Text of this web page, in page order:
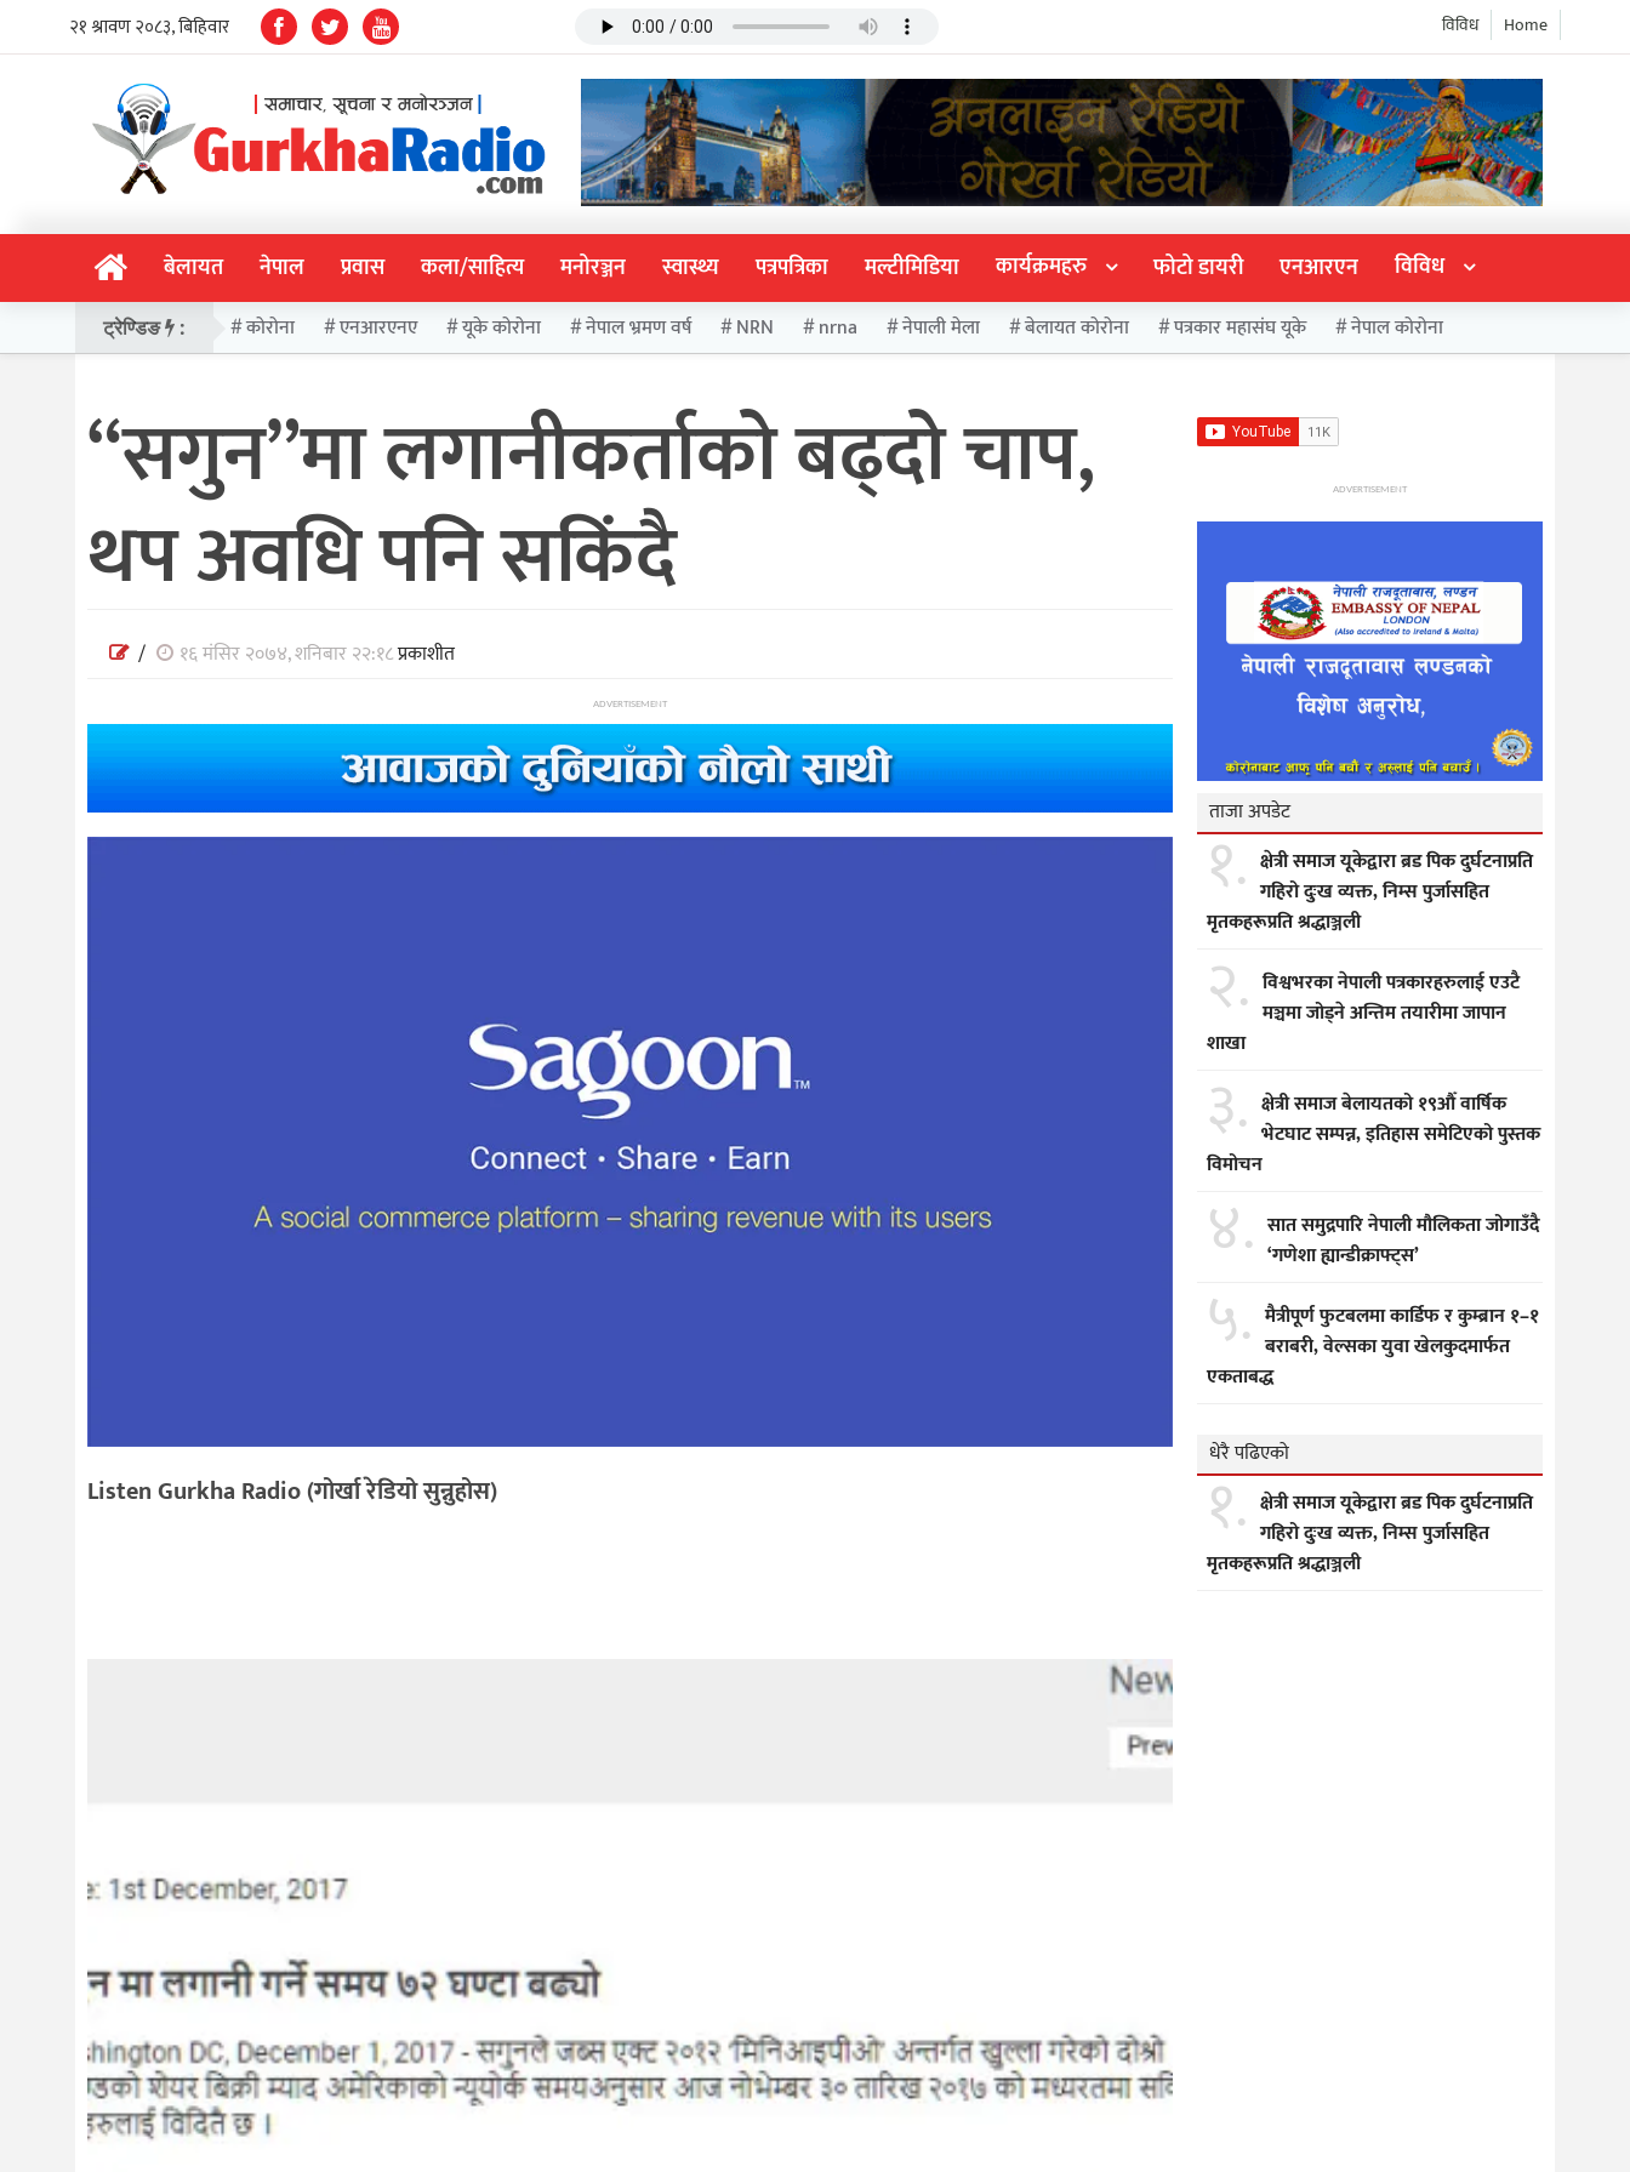
Home
विविध
बेलायत नेपाल प्रवास कला/साहित्य मनोरञ्जन स्वास्थ्य पत्रपत्रिका मल्टीमिडिया कार्यक्रमहरु फोटो डायरी एनआरएन विविध
ट्रेण्डिङ : कोरोना एनआरएनए यूके कोरोना नेपाल भ्रमण वर्ष NRN nrna नेपाली मेला बेलायत कोरोना पत्रकार महासंघ यूके नेपाल कोरोना
“सगुन”मा लगानीकर्ताको बढ्दो चाप,
थप अवधि पनि सकिंदै
/ १६ मंसिर २०७४, शनिबार २२:१८प्रकाशीत
ADVERTISEMENT
Listen Gurkha Radio (गोर्खा रेडियो सुन्नुहोस)
ADVERTISEMENT
ताजा अपडेट
१. क्षेत्री समाज यूकेद्वारा ब्रड पिक दुर्घटनाप्रति
गहिरो दुःख व्यक्त, निम्स पुर्जासहित
मृतकहरूप्रति श्रद्धाञ्जली
२. विश्वभरका नेपाली पत्रकारहरुलाई एउटै
मञ्चमा जोड्ने अन्तिम तयारीमा जापान
शाखा
३. क्षेत्री समाज बेलायतको १९औँ वार्षिक
भेटघाट सम्पन्न, इतिहास समेटिएको पुस्तक
विमोचन
४. सात समुद्रपारि नेपाली मौलिकता जोगाउँदै
‘गणेशा ह्यान्डीक्राफ्ट्स’
५. मैत्रीपूर्ण फुटबलमा कार्डिफ र कुम्ब्रान १–१
बराबरी, वेल्सका युवा खेलकुदमार्फत
एकताबद्ध
धेरै पढिएको
१. क्षेत्री समाज यूकेद्वारा ब्रड पिक दुर्घटनाप्रति
गहिरो दुःख व्यक्त, निम्स पुर्जासहित
मृतकहरूप्रति श्रद्धाञ्जली